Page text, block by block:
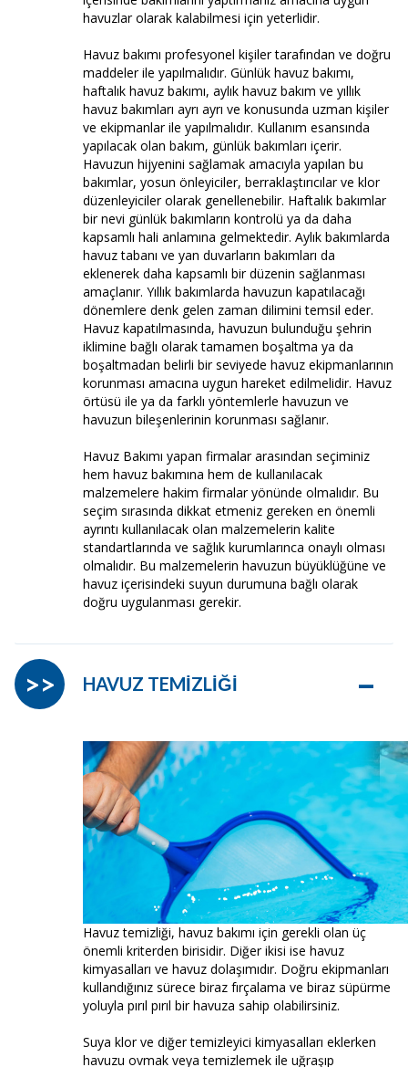
havuzlar olarak kalabilmesi için yeterlidir.
Havuz bakımı profesyonel kişiler tarafından ve doğru
maddeler ile yapılmalıdır. Günlük havuz bakımı,
haftalık havuz bakımı, aylık havuz bakım ve yıllık
havuz bakımları ayrı ayrı ve konusunda uzman kişiler
ve ekipmanlar ile yapılmalıdır. Kullanım esansında
yapılacak olan bakım, günlük bakımları içerir.
Havuzun hijyenini sağlamak amacıyla yapılan bu
bakımlar, yosun önleyiciler, berraklaştırıcılar ve klor
düzenleyiciler olarak genellenebilir. Haftalık bakımlar
bir nevi günlük bakımların kontrolü ya da daha
kapsamlı hali anlamına gelmektedir. Aylık bakımlarda
havuz tabanı ve yan duvarların bakımları da
eklenerek daha kapsamlı bir düzenin sağlanması
amaçlanır. Yıllık bakımlarda havuzun kapatılacağı
dönemlere denk gelen zaman dilimini temsil eder.
Havuz kapatılmasında, havuzun bulunduğu şehrin
iklimine bağlı olarak tamamen boşaltma ya da
boşaltmadan belirli bir seviyede havuz ekipmanlarının
korunması amacına uygun hareket edilmelidir. Havuz
örtüsü ile ya da farklı yöntemlerle havuzun ve
havuzun bileşenlerinin korunması sağlanır.
Havuz Bakımı yapan firmalar arasından seçiminiz
hem havuz bakımına hem de kullanılacak
malzemelere hakim firmalar yönünde olmalıdır. Bu
seçim sırasında dikkat etmeniz gereken en önemli
ayrıntı kullanılacak olan malzemelerin kalite
standartlarında ve sağlık kurumlarınca onaylı olması
olmalıdır. Bu malzemelerin havuzun büyüklüğüne ve
havuz içerisindeki suyun durumuna bağlı olarak
doğru uygulanması gerekir.
HAVUZ TEMİZLİĞİ –
>>
Havuz temizliği, havuz bakımı için gerekli olan üç
önemli kriterden birisidir. Diğer ikisi ise havuz
kimyasalları ve havuz dolaşımıdır. Doğru ekipmanları
kullandığınız sürece biraz fırçalama ve biraz süpürme
yoluyla pırıl pırıl bir havuza sahip olabilirsiniz.
Suya klor ve diğer temizleyici kimyasalları eklerken
havuzu ovmak veya temizlemek ile uğraşıp